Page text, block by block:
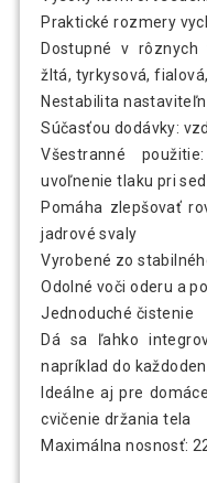
Praktické rozmery
Dostupné v rôznych
žltá, tyrkysová,
Nestabilita
Súčasťou dodávky:
Všestranné
uvoľnenie tlaku pri
Pomáha zlepšovať
jadrové svaly
Vyrobené zo
Odolné voči oderu a
Jednoduché čistenie
Dá sa ľahko
napríklad do
Ideálne aj pre
cvičenie držania tela
Maximálna nosnosť: